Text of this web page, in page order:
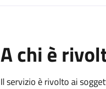
A chi è
Il servizio è rivolto ai